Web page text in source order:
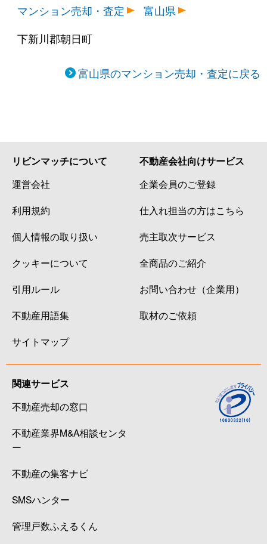
マンション売却・査定
富山県
下新川郡朝日町
富山県のマンション売却・査定に戻る
リビンマッチについて
運営会社
利用規約
個人情報の取り扱い
クッキーについて
引用ルール
不動産用語集
サイトマップ
不動産会社向けサービス
企業会員のご登録
仕入れ担当の方はこちら
売主取次サービス
全商品のご紹介
お問い合わせ（企業用）
取材のご依頼
関連サービス
不動産売却の窓口
不動産業界M&A相談センタ
ー
不動産の集客ナビ
SMSハンター
管理戸数ふえるくん